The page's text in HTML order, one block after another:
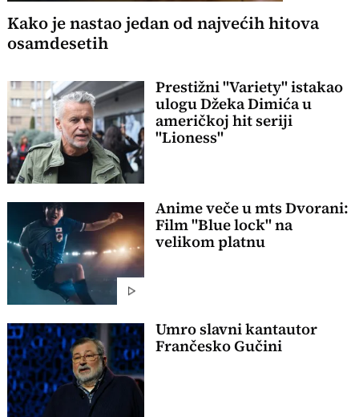
Kako je nastao jedan od najvećih hitova
osamdesetih
Prestižni "Variety" istakao
ulogu Džeka Dimića u
američkoj hit seriji
"Lioness"
Anime veče u mts Dvorani:
Film "Blue lock" na
velikom platnu
Umro slavni kantautor
Frančesko Gučini